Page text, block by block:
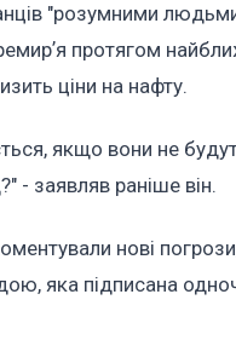
"розумними
протягом
ціни на нафту.
якщо вони не
- заявляв раніше він.
нові
яка підписана